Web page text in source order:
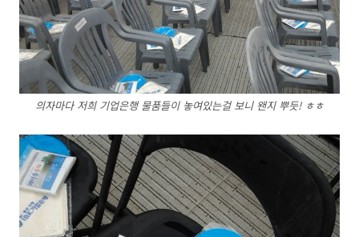
의자마다 저희 기업은행 물품들이 놓여있는걸 보니 왠지 뿌듯! ㅎㅎ